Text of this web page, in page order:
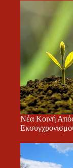
Νέα Κοινή